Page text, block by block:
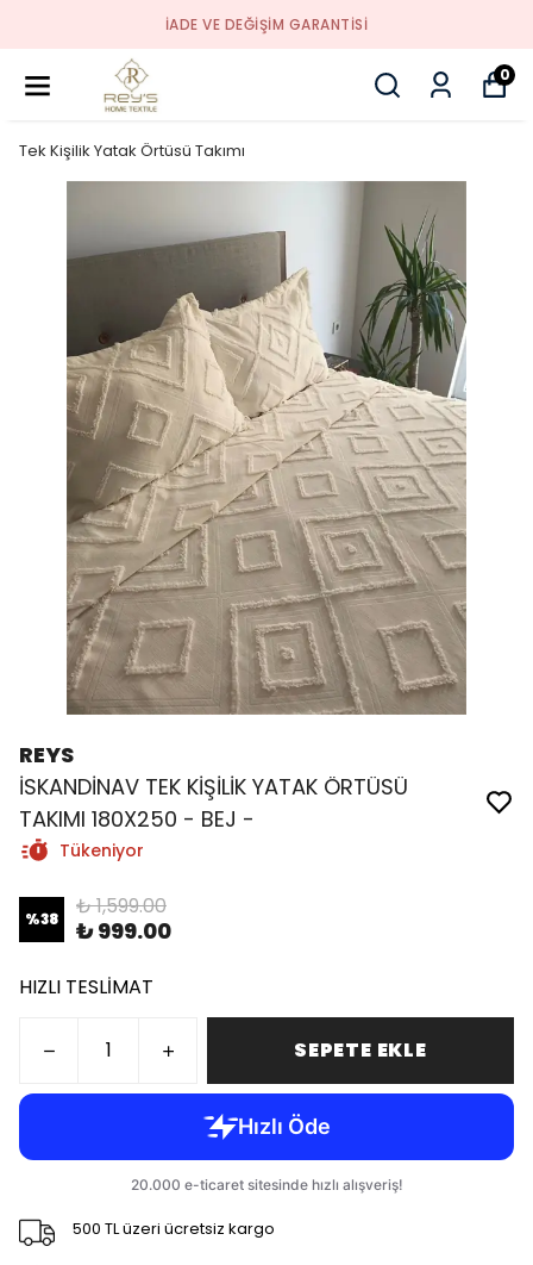
İADE VE DEĞİŞİM GARANTİSİ
0
Tek Kişilik Yatak Örtüsü Takımı
REYS
İSKANDİNAV TEK KİŞİLİK YATAK ÖRTÜSÜ
TAKIMI 180X250 - BEJ -
Tükeniyor
%38 ₺ 1,599.00
₺ 999.00
HIZLI TESLİMAT
SEPETE EKLE
500 TL üzeri ücretsiz kargo